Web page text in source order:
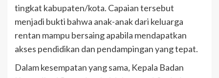
tingkat kabupaten/kota. Capaian tersebut
menjadi bukti bahwa anak-anak dari keluarga
rentan mampu bersaing apabila mendapatkan
akses pendidikan dan pendampingan yang tepat.
Dalam kesempatan yang sama, Kepala Badan